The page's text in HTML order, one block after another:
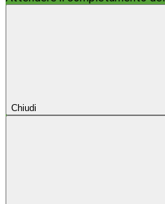
Chiudi